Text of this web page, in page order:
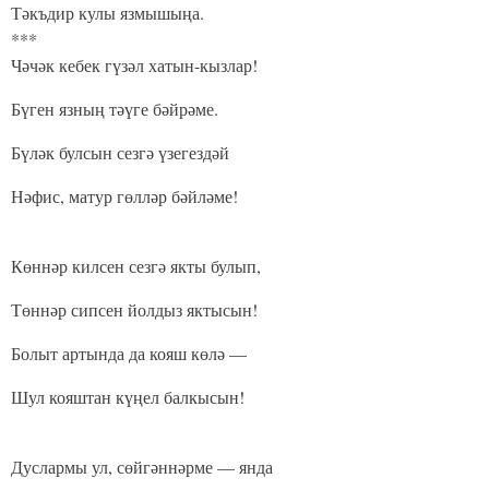
Тәкъдир кулы язмышыңа.
***
Чәчәк кебек гүзәл хатын-кызлар!
Бүген язның тәүге бәйрәме.
Бүләк булсын сезгә үзегездәй
Нәфис, матур гөлләр бәйләме!
Көннәр килсен сезгә якты булып,
Төннәр сипсен йолдыз яктысын!
Болыт артында да кояш көлә —
Шул кояштан күңел балкысын!
Дуслармы ул, сөйгәннәрме — янда